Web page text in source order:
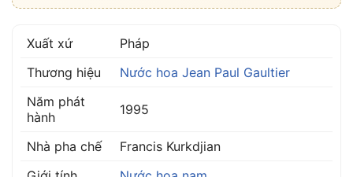
Xuất xứ
Pháp
Thương hiệu
Nước hoa Jean Paul Gaultier
Năm phát
hành
1995
Nhà pha chế
Francis Kurkdjian